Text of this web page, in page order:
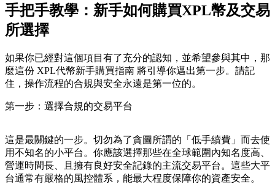
手把手教學：新手如何購買XPL幣及交易
所選擇
如果你已經對這個項目有了充分的認知，並希望參與其中，那
麼這份 XPL代幣新手購買指南 將引導你邁出第一步。請記
住，操作流程的合規與安全永遠是第一位的。
第一步：選擇合規的交易平台
這是最關鍵的一步。切勿為了貪圖所謂的「低手續費」而去使
用不知名的小平台。你應該選擇那些在全球範圍內知名度高、
營運時間長、且擁有良好安全記錄的主流交易平台。這些大平
台通常有嚴格的風控體系，能最大程度保障你的資產安全。